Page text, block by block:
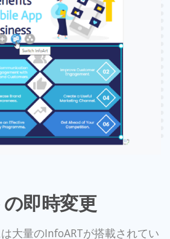
即時変更
大量のInfoARTが搭載されてい